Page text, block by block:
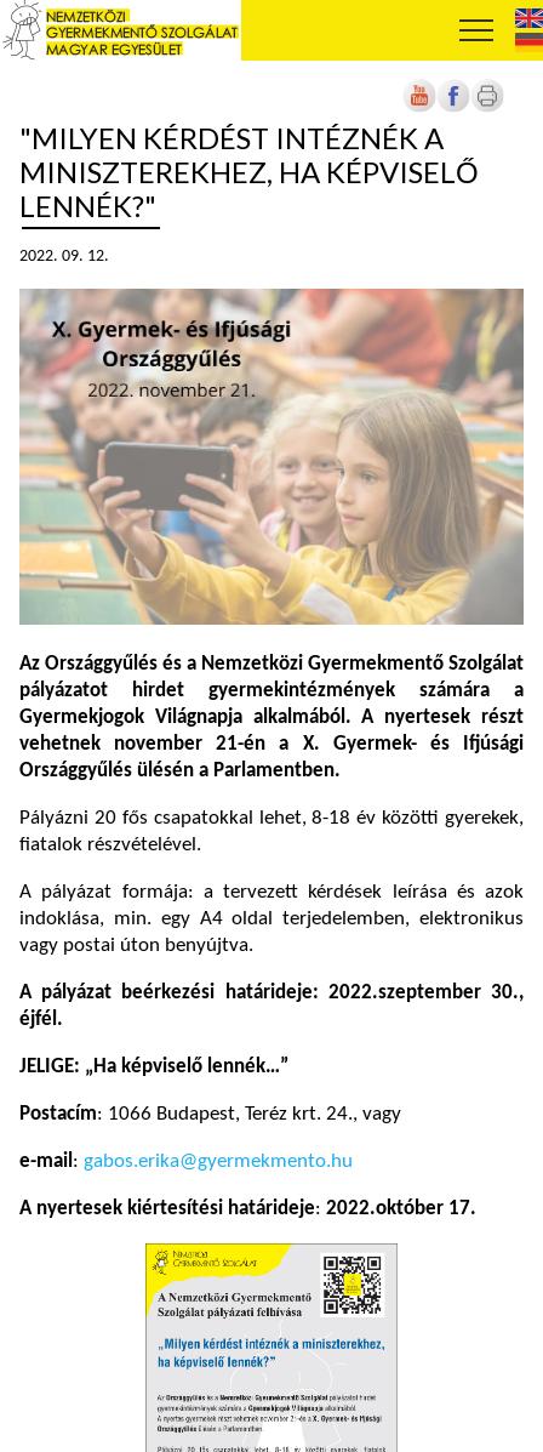
"MILYEN KÉRDÉST INTÉZNÉK A
MINISZTEREKHEZ, HA KÉPVISELŐ
LENNÉK?"
2022. 09. 12.
Az Országgyűlés és a Nemzetközi Gyermekmentő Szolgálat
pályázatot hirdet gyermekintézmények számára a
Gyermekjogok Világnapjaalkalmából. A nyertesek részt
vehetnek november 21-én a X. Gyermek- és Ifjúsági
Országgyűlés ülésén a Parlamentben.
Pályázni 20 fős csapatokkal lehet, 8-18 év közötti gyerekek,
fiatalok részvételével.
A pályázat formája: a tervezett kérdések leírása és azok
indoklása, min. egy A4 oldal terjedelemben, elektronikus
vagy postai úton benyújtva.
A pályázat beérkezési határideje: 2022.szeptember 30.,
éjfél.
JELIGE: „Ha képviselő lennék…”
Postacím: 1066 Budapest, Teréz krt. 24., vagy
e-mail: gabos.erika@gyermekmento.hu
A nyertesek kiértesítési határideje: 2022.október 17.